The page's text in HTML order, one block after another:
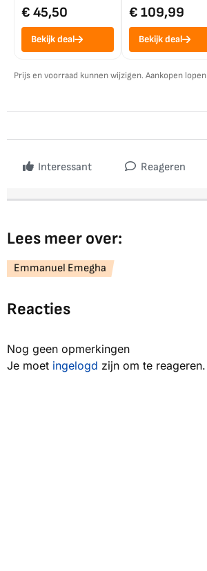
€ 45,50
Bekijk deal
€ 109,99
Bekijk deal
Prijs en voorraad kunnen wijzigen. Aankopen
Interessant Reageren
Lees meer over:
Emmanuel Emegha
Reacties
Nog geen opmerkingen
Je moet ingelogd zijn om te reageren.